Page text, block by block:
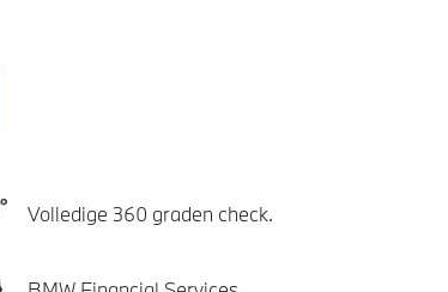
Volledige 360 graden check.